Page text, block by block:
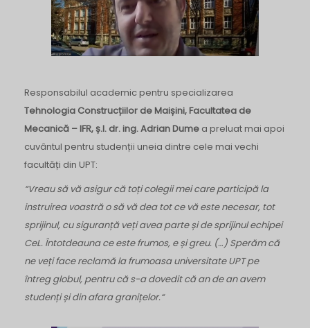
Responsabilul academic pentru specializarea
Tehnologia Construcțiilor de Maișini, Facultatea de
Mecanică – IFR, ș.l. dr. ing. Adrian Dume a preluat mai apoi
cuvântul pentru studenții uneia dintre cele mai vechi
facultăți din UPT:
“Vreau să vă asigur că toți colegii mei care participă la
instruirea voastră o să vă dea tot ce vă este necesar, tot
sprijinul, cu siguranță veți avea parte și de sprijinul echipei
CeL. Întotdeauna ce este frumos, e și greu. (…) Sperăm că
ne veți face reclamă la frumoasa universitate UPT pe
întreg globul, pentru că s-a dovedit că an de an avem
studenți și din afara granițelor.“